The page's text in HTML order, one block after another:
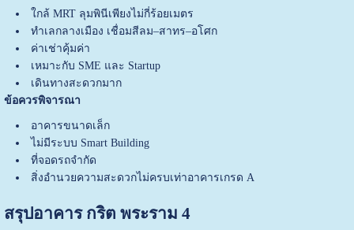
ใกล้ MRT ลุมพินีเพียงไม่กี่ร้อยเมตร
ทำเลกลางเมือง เชื่อมสีลม–สาทร–อโศก
ค่าเช่าคุ้มค่า
เหมาะกับ SME และ Startup
เดินทางสะดวกมาก
ข้อควรพิจารณา
อาคารขนาดเล็ก
ไม่มีระบบ Smart Building
ที่จอดรถจำกัด
สิ่งอำนวยความสะดวกไม่ครบเท่าอาคารเกรด A
สรุปอาคาร กริต พระราม 4